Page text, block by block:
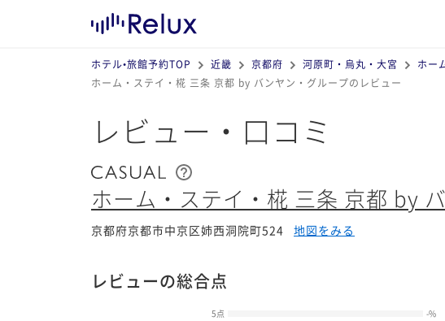
ホテル•旅館予約TOP 近畿 京都府 河原町・烏丸・大宮
ホー
ホーム・ステイ・椛 三条 京都 by バンヤン・グループのレビュー
レビュー・口コミ
ホーム・ステイ・椛 三条 京都 by
京都府京都市中京区姉西洞院町524 地図をみる
レビューの総合点
5点 -%